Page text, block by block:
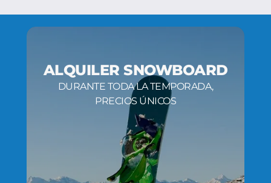
ALQUILER SNOWBOARD
DURANTE TODA LA TEMPORADA,
PRECIOS ÚNICOS